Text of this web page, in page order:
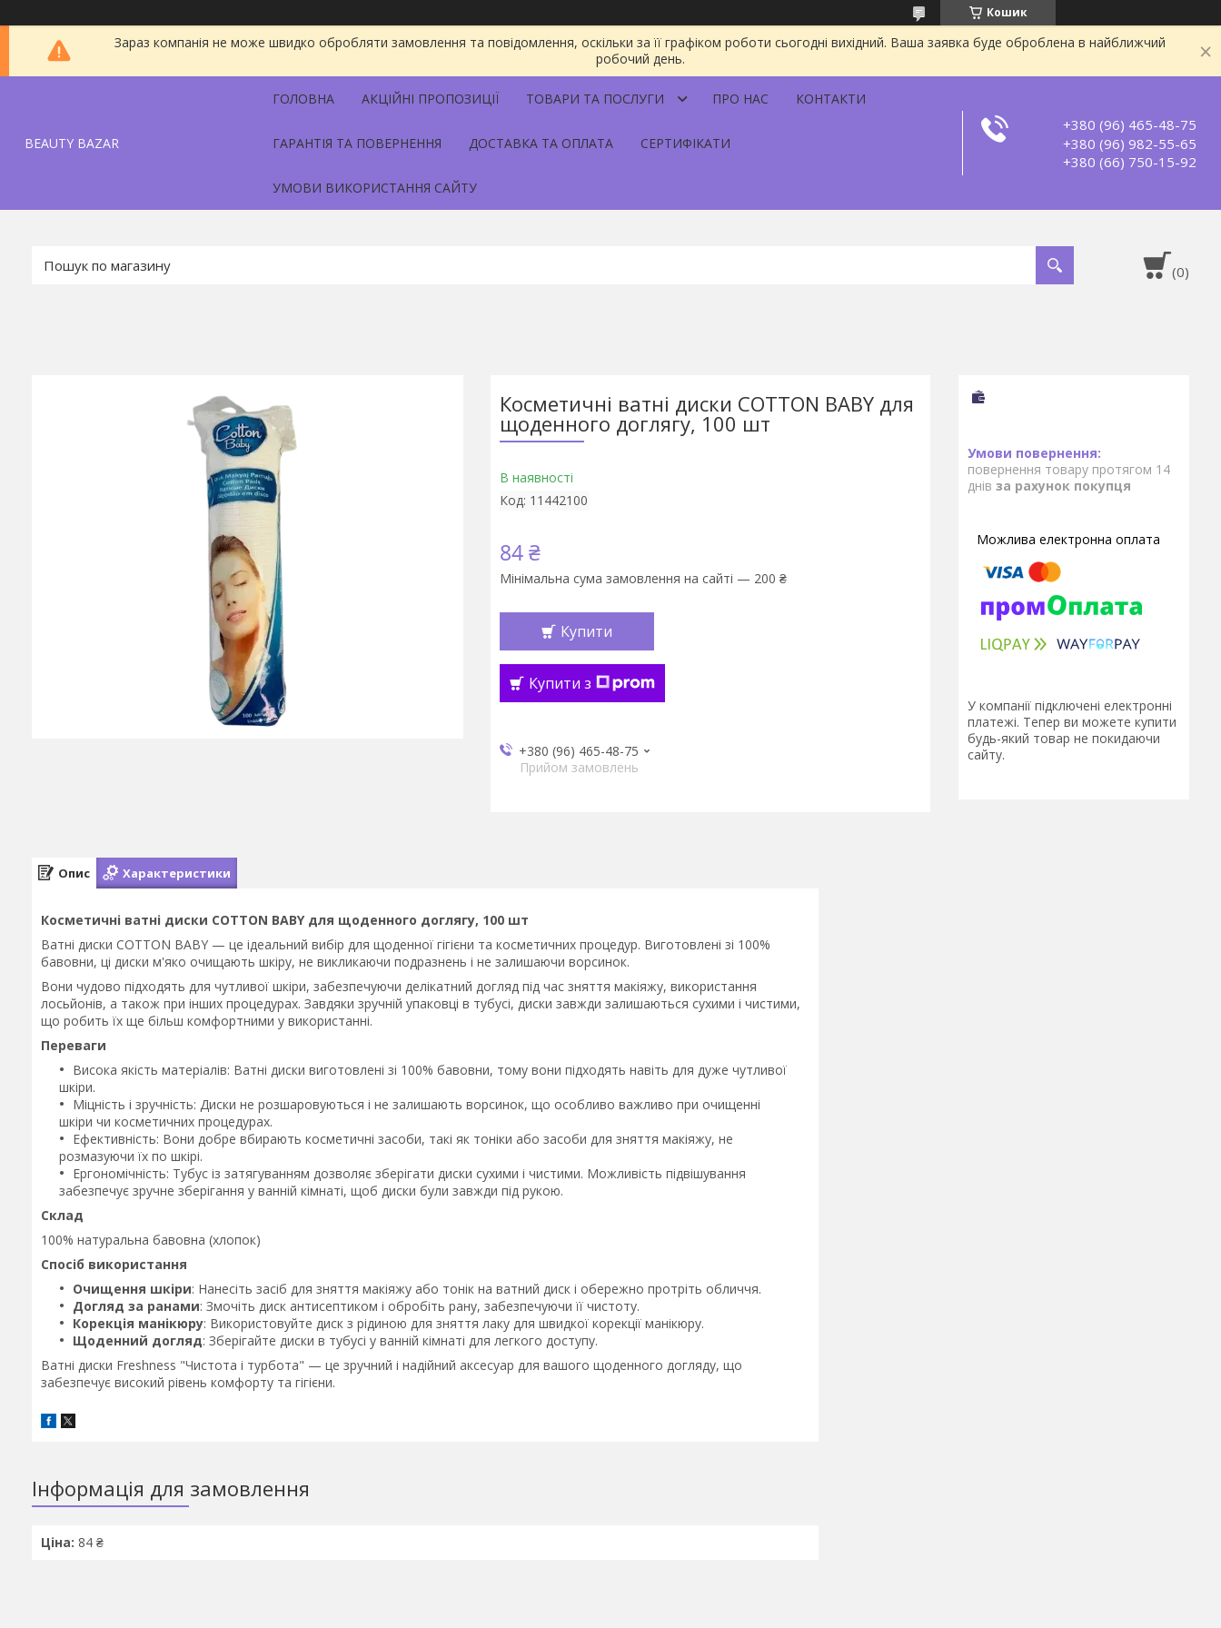
Кошик
Зараз компанія не може швидко обробляти замовлення та повідомлення, оскільки за її графіком роботи сьогодні вихідний. Ваша заявка буде оброблена в найближчий
робочий день.
BEAUTY BAZAR
ГОЛОВНА АКЦІЙНІ ПРОПОЗИЦІЇ ТОВАРИ ТА ПОСЛУГИ ПРО НАС КОНТАКТИ
ГАРАНТІЯ ТА ПОВЕРНЕННЯ ДОСТАВКА ТА ОПЛАТА СЕРТИФІКАТИ
УМОВИ ВИКОРИСТАННЯ САЙТУ
+380 (96) 465-48-75
+380 (96) 982-55-65
+380 (66) 750-15-92
Косметичні ватні диски COTTON BABY для
щоденного доглягу, 100 шт
В наявності
Код: 11442100
84 ₴
Мінімальна сума замовлення на сайті — 200 ₴
Купити
Купити з
+380 (96) 465-48-75
Прийом замовлень
повернення товару протягом 14
днів за рахунок покупця
У компанії підключені електронні
платежі. Тепер ви можете купити
будь-який товар не покидаючи
сайту.
Опис Характеристики
Косметичні ватні диски COTTON BABY для щоденного доглягу, 100 шт
Ватні диски COTTON BABY — це ідеальний вибір для щоденної гігієни та косметичних процедур. Виготовлені зі 100%
бавовни, ці диски м'яко очищають шкіру, не викликаючи подразнень і не залишаючи ворсинок.
Вони чудово підходять для чутливої шкіри, забезпечуючи делікатний догляд під час зняття макіяжу, використання
лосьйонів, а також при інших процедурах. Завдяки зручній упаковці в тубусі, диски завжди залишаються сухими і чистими,
що робить їх ще більш комфортними у використанні.
Переваги
Висока якість матеріалів: Ватні диски виготовлені зі 100% бавовни, тому вони підходять навіть для дуже чутливої
шкіри.
Міцність і зручність: Диски не розшаровуються і не залишають ворсинок, що особливо важливо при очищенні
шкіри чи косметичних процедурах.
Ефективність: Вони добре вбирають косметичні засоби, такі як тоніки або засоби для зняття макіяжу, не
розмазуючи їх по шкірі.
Ергономічність: Тубус із затягуванням дозволяє зберігати диски сухими і чистими. Можливість підвішування
забезпечує зручне зберігання у ванній кімнаті, щоб диски були завжди під рукою.
Склад
100% натуральна бавовна (хлопок)
Спосіб використання
Очищення шкіри: Нанесіть засіб для зняття макіяжу або тонік на ватний диск і обережно протріть обличчя.
Догляд за ранами: Змочіть диск антисептиком і обробіть рану, забезпечуючи її чистоту.
Корекція манікюру: Використовуйте диск з рідиною для зняття лаку для швидкої корекції манікюру.
Щоденний догляд: Зберігайте диски в тубусі у ванній кімнаті для легкого доступу.
Ватні диски Freshness "Чистота і турбота" — це зручний і надійний аксесуар для вашого щоденного догляду, що
забезпечує високий рівень комфорту та гігієни.
Інформація для замовлення
Ціна: 84 ₴